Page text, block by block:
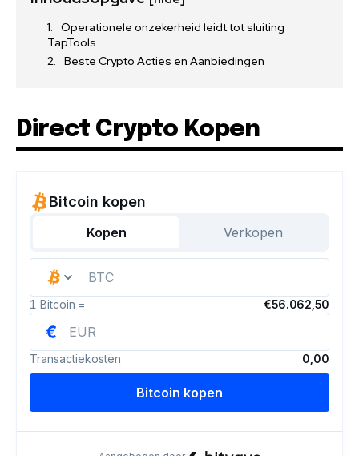
Operationele onzekerheid leidt tot sluiting
TapTools
Beste Crypto Acties en Aanbiedingen
Direct Crypto Kopen